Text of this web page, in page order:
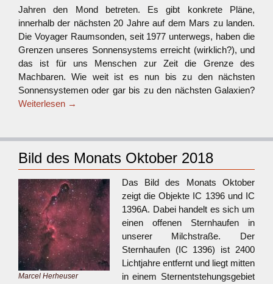
Jahren den Mond betreten. Es gibt konkrete Pläne,
innerhalb der nächsten 20 Jahre auf dem Mars zu landen.
Die Voyager Raumsonden, seit 1977 unterwegs, haben die
Grenzen unseres Sonnensystems erreicht (wirklich?), und
das ist für uns Menschen zur Zeit die Grenze des
Machbaren. Wie weit ist es nun bis zu den nächsten
Sonnensystemen oder gar bis zu den nächsten Galaxien?
Weiterlesen →
Bild des Monats Oktober 2018
Marcel Herheuser
Das Bild des Monats Oktober
zeigt die Objekte IC 1396 und IC
1396A. Dabei handelt es sich um
einen offenen Sternhaufen in
unserer Milchstraße. Der
Sternhaufen (IC 1396) ist 2400
Lichtjahre entfernt und liegt mitten
in einem Sternentstehungsgebiet